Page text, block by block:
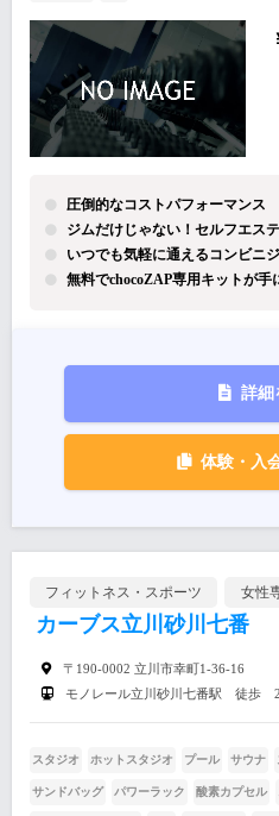
圧倒的なコストパフォーマンス
ジムだけじゃない！セルフエス
いつでも気軽に通えるコンビニ
無料でchocoZAP専用キットが手
詳細
体験・入
フィットネス・スポーツ 女性
カーブス立川砂川七番
〒190-0002 立川市幸町1-36-16
モノレール立川砂川七番駅 徒歩
スタジオ ホットスタジオ プール サウナ
サンドバッグ パワーラック 酸素カプセル